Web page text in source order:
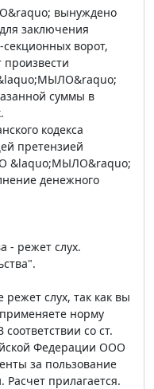
вынуждено
заключения
ворот,
произвести
суммы в
кодекса
претензией
&laquo;МЫЛО&raquo;
денежного
- режет слух.
режет слух, так как вы
применяете норму
со ст.
Федерации ООО
за пользование
прилагается.